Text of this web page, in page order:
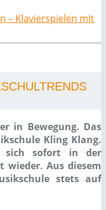
– Klavierspielen mit
in Bewegung. Das
Kling Klang.
sich sofort in der
wieder. Aus diesem
stets auf